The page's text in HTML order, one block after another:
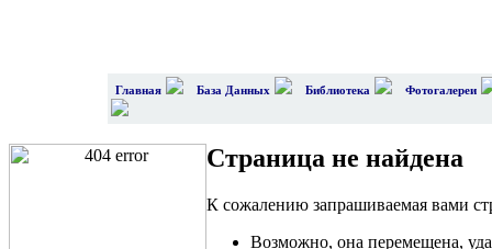
Главная База Данных Библиотека Фотогалереи
Страница не найдена
К сожалению запрашиваемая вами
Возможно, она перемещена,